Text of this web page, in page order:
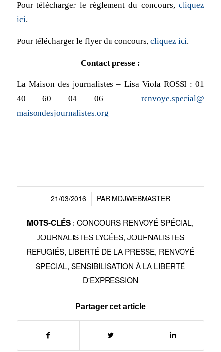
Pour télécharger le règlement du concours,cliquez
ici.
Pour télécharger le flyer du concours, cliquez ici.
Contact presse :
La Maison des journalistes – Lisa Viola ROSSI : 01
40 60 04 06 –renvoye.special@
maisondesjournalistes.org
21/03/2016
/ PAR MDJWEBMASTER
MOTS-CLÉS : CONCOURS RENVOYÉ SPÉCIAL,
JOURNALISTES LYCÉES,JOURNALISTES
REFUGIÉS, LIBERTÉ DE LA PRESSE, RENVOYÉ
SPECIAL,SENSIBILISATION À LA LIBERTÉ
D'EXPRESSION
Partager cet article